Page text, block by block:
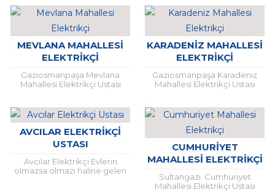
uzman desteği almak şarttır.
Çünkü elektrik, hayati önem...
uzman desteği almak şarttır.
Çünkü elektrik, hayati önem...
MEVLANA MAHALLESI
ELEKTRIKÇI
Gaziosmanpaşa Mevlana
Mahallesi Elektrikçi Ustası
uzman desteği almak şarttır.
Çünkü elektrik, hayati önem...
KARADENIZ MAHALLESI
ELEKTRIKÇI
Gaziosmanpaşa Karadeniz
Mahallesi Elektrikçi Ustası
uzman desteği almak şarttır.
Çünkü elektrik, hayati önem...
AVCILAR ELEKTRIKÇI
USTASI
Avcılar Elektrikçi Evlerin
olmazsa olmazı haline gelen
CUMHURIYET
MAHALLESI ELEKTRIKÇI
Sultangazi Cumhuriyet
Mahallesi Elektrikçi Ustası